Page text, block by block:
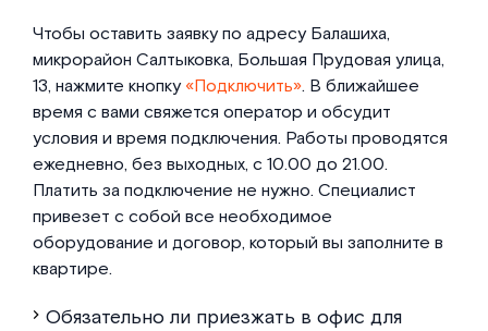
Чтобы оставить заявку по адресу Балашиха,
микрорайон Салтыковка, Большая Прудовая улица,
13, нажмите кнопку«Подключить». В ближайшее
время с вами свяжется оператор и обсудит
условия и время подключения. Работы проводятся
ежедневно, без выходных, с 10.00 до 21.00.
Платить за подключение не нужно. Специалист
привезет с собой все необходимое
оборудование и договор, который вы заполните в
квартире.
Обязательно ли приезжать в офис для